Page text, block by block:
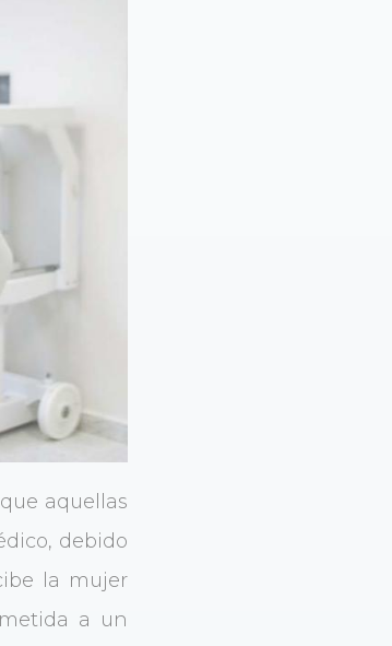
aquellas
debido
la mujer
a un